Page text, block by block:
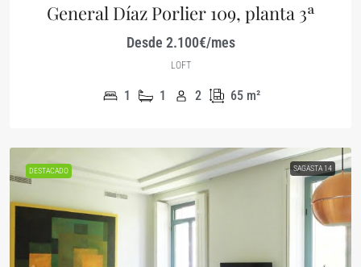
General Díaz Porlier 109, planta 3ª
Desde 2.100€/mes
LOFT
1 1 2 65 m²
DESTACADO SAGASTA 14